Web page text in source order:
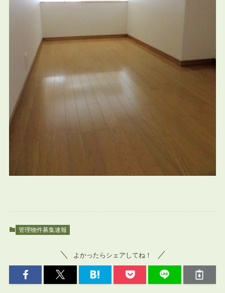
管理物件募集速報
よかったらシェアしてね！